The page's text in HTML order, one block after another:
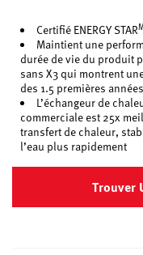
Certifié ENERGY STAR
Maintient une
durée de vie du produit
sans X3 qui montrent
des 1.5 premières années
L’échangeur de
commerciale est 25x
transfert de chaleur,
l’eau plus rapidement
Trouver